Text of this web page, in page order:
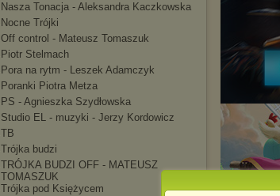
Nasza Tonacja - Aleksandra Kaczkowska
Nocne Trójki
Off control - Mateusz Tomaszuk
Piotr Stelmach
Pora na rytm - Leszek Adamczyk
Poranki Piotra Metza
PS - Agnieszka Szydłowska
Studio EL - muzyki - Jerzy Kordowicz
TB
Trójka budzi
TRÓJKA BUDZI OFF - MATEUSZ
TOMASZUK
Trójka pod Księżycem